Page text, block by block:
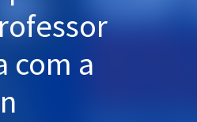
com a